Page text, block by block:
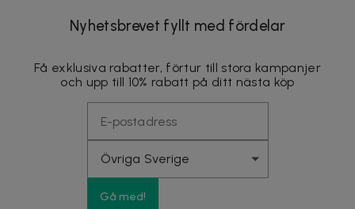
Nyhetsbrevet fyllt med fördelar
Få exklusiva rabatter, förtur till stora kampanjer
och upp till 10% rabatt på ditt nästa köp
Gå med!